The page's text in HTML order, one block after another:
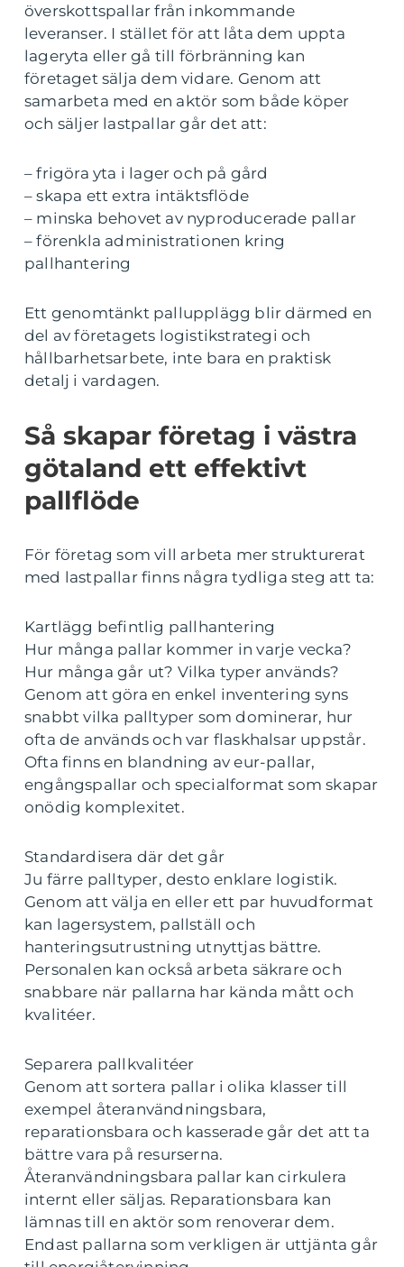
överskottspallar från inkommande
leveranser. I stället för att låta dem uppta
lageryta eller gå till förbränning kan
företaget sälja dem vidare. Genom att
samarbeta med en aktör som både köper
och säljer lastpallar går det att:
– frigöra yta i lager och på gård
– skapa ett extra intäktsflöde
– minska behovet av nyproducerade pallar
– förenkla administrationen kring
pallhantering
Ett genomtänkt pallupplägg blir därmed en
del av företagets logistikstrategi och
hållbarhetsarbete, inte bara en praktisk
detalj i vardagen.
Så skapar företag i västra
götaland ett effektivt
pallflöde
För företag som vill arbeta mer strukturerat
med lastpallar finns några tydliga steg att ta:
Kartlägg befintlig pallhantering
Hur många pallar kommer in varje vecka?
Hur många går ut? Vilka typer används?
Genom att göra en enkel inventering syns
snabbt vilka palltyper som dominerar, hur
ofta de används och var flaskhalsar uppstår.
Ofta finns en blandning av eur-pallar,
engångspallar och specialformat som skapar
onödig komplexitet.
Standardisera där det går
Ju färre palltyper, desto enklare logistik.
Genom att välja en eller ett par huvudformat
kan lagersystem, pallställ och
hanteringsutrustning utnyttjas bättre.
Personalen kan också arbeta säkrare och
snabbare när pallarna har kända mått och
kvalitéer.
Separera pallkvalitéer
Genom att sortera pallar i olika klasser till
exempel återanvändningsbara,
reparationsbara och kasserade går det att ta
bättre vara på resurserna.
Återanvändningsbara pallar kan cirkulera
internt eller säljas. Reparationsbara kan
lämnas till en aktör som renoverar dem.
Endast pallarna som verkligen är uttjänta går